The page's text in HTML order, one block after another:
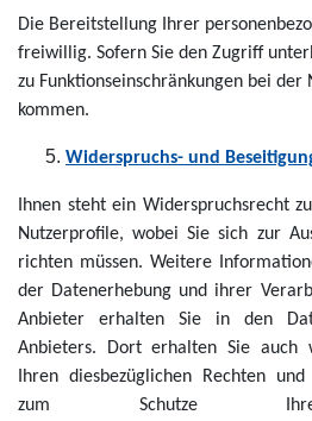
Die Bereitstellung Ihrer
freiwillig. Sofern Sie den Zugriff
zu Funktionseinschränkungen bei der
kommen.
Widerspruchs- und
Ihnen steht ein Widerspruchsrecht
Nutzerprofile, wobei Sie sich zur
richten müssen. Weitere
der Datenerhebung und ihrer
Anbieter erhalten Sie in den
Anbieters. Dort erhalten Sie auch
Ihren diesbezüglichen Rechten
zum Schutze Ihrer